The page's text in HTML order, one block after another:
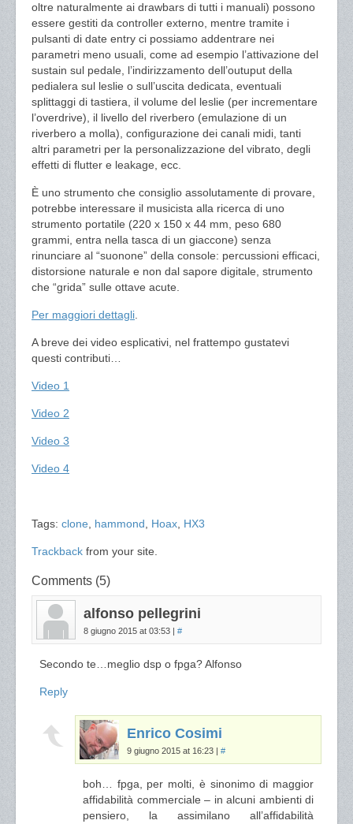
oltre naturalmente ai drawbars di tutti i manuali) possono
essere gestiti da controller externo, mentre tramite i
pulsanti di date entry ci possiamo addentrare nei
parametri meno usuali, come ad esempio l’attivazione del
sustain sul pedale, l’indirizzamento dell’outuput della
pedialera sul leslie o sull’uscita dedicata, eventuali
splittaggi di tastiera, il volume del leslie (per incrementare
l’overdrive), il livello del riverbero (emulazione di un
riverbero a molla), configurazione dei canali midi, tanti
altri parametri per la personalizzazione del vibrato, degli
effetti di flutter e leakage, ecc.
È uno strumento che consiglio assolutamente di provare,
potrebbe interessare il musicista alla ricerca di uno
strumento portatile (220 x 150 x 44 mm, peso 680
grammi, entra nella tasca di un giaccone) senza
rinunciare al “suonone” della console: percussioni efficaci,
distorsione naturale e non dal sapore digitale, strumento
che “grida” sulle ottave acute.
Per maggiori dettagli
A breve dei video esplicativi, nel frattempo gustatevi
questi contributi…
Video 1
Video 2
Video 3
Video 4
Tags: clone hammond Hoax HX3
Trackback from your site.
Comments (5)
alfonso pellegrini
8 giugno 2015 at 03:53 | #
Secondo te…meglio dsp o fpga? Alfonso
Reply
Enrico Cosimi
9 giugno 2015 at 16:23 | #
boh… fpga, per molti, è sinonimo di maggior
affidabilità commerciale – in alcuni ambienti di
pensiero, la assimilano all’affidabilità